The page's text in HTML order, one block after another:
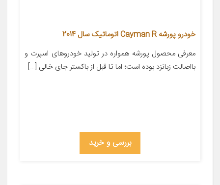
خودرو پورشه Cayman R اتوماتیک سال 2014
معرفی محصول پورشه همواره در تولید خودروهای اسپرت و
بااصالت زبانزد بوده است؛ اما تا قبل از باکستر جای خالی […]
بررسی و خرید